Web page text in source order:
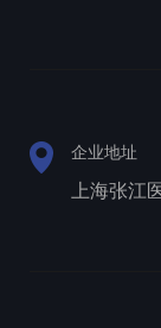
企业地址